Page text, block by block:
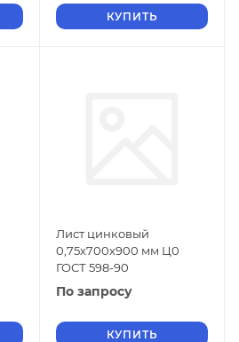
КУПИТЬ
Лист цинковый
0,75х700х900 мм Ц0
ГОСТ 598-90
По запросу
КУПИТЬ